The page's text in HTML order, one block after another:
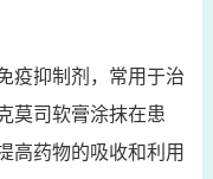
疫抑制剂，常用于治
莫司软膏涂抹在患
高药物的吸收和利用